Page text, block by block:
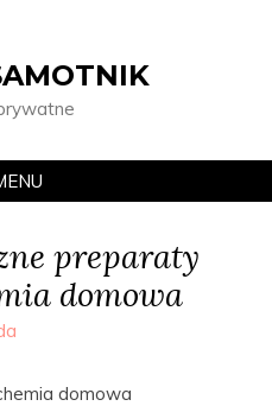
preparaty
domowa
domowa